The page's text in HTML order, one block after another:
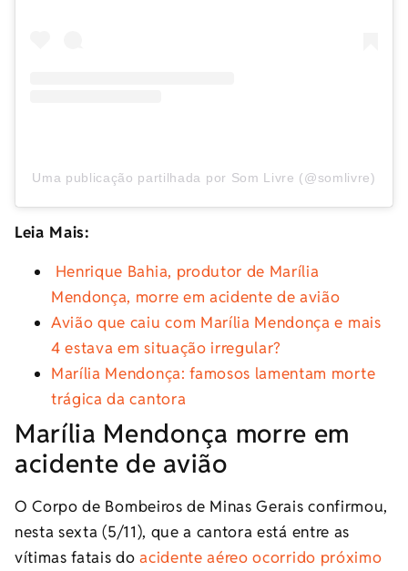
Uma publicação partilhada por Som Livre (@somlivre)
Leia Mais:
Henrique Bahia, produtor de Marília
Mendonça, morre em acidente de avião
Avião que caiu com Marília Mendonça e mais
4 estava em situação irregular?
Marília Mendonça: famosos lamentam morte
trágica da cantora
Marília Mendonça morre em
acidente de avião
O Corpo de Bombeiros de Minas Gerais confirmou,
nesta sexta (5/11), que a cantora está entre as
vítimas fatais doacidente aéreo ocorrido próximo